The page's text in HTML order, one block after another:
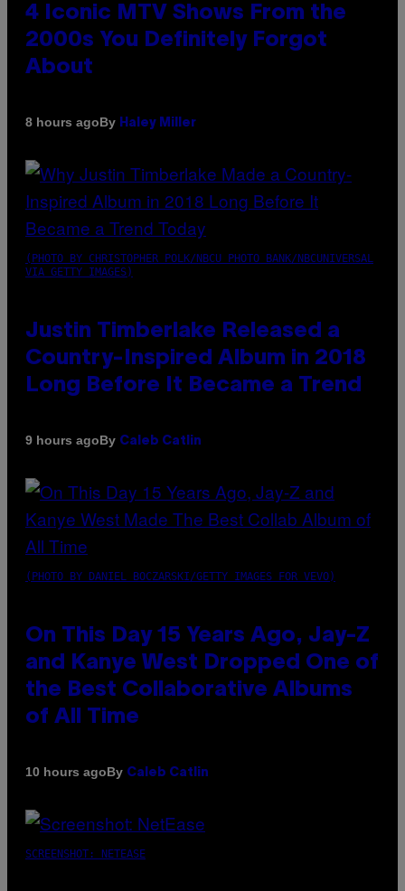
4 Iconic MTV Shows From the
2000s You Definitely Forgot
About
8 hours agoBy Haley Miller
(PHOTO BY CHRISTOPHER POLK/NBCU PHOTO BANK/NBCUNIVERSAL
VIA GETTY IMAGES)
Justin Timberlake Released a
Country-Inspired Album in 2018
Long Before It Became a Trend
9 hours agoBy Caleb Catlin
(PHOTO BY DANIEL BOCZARSKI/GETTY IMAGES FOR VEVO)
On This Day 15 Years Ago, Jay-Z
and Kanye West Dropped One of
the Best Collaborative Albums
of All Time
10 hours agoBy Caleb Catlin
SCREENSHOT: NETEASE